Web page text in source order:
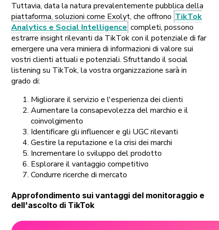
Tuttavia, data la natura prevalentemente pubblica della
piattaforma, soluzioni come Exolyt, che offrono TikTok
Analytics e Social Intelligence completi, possono
estrarre insight rilevanti da TikTok con il potenziale di far
emergere una vera miniera di informazioni di valore sui
vostri clienti attuali e potenziali. Sfruttando il social
listening su TikTok, la vostra organizzazione sarà in
grado di:
Migliorare il servizio e l'esperienza dei clienti
Aumentare la consapevolezza del marchio e il
coinvolgimento
Identificare gli influencer e gli UGC rilevanti
Gestire la reputazione e la crisi dei marchi
Incrementare lo sviluppo del prodotto
Esplorare il vantaggio competitivo
Condurre ricerche di mercato
Approfondimento sui vantaggi del monitoraggio e
dell'ascolto di TikTok